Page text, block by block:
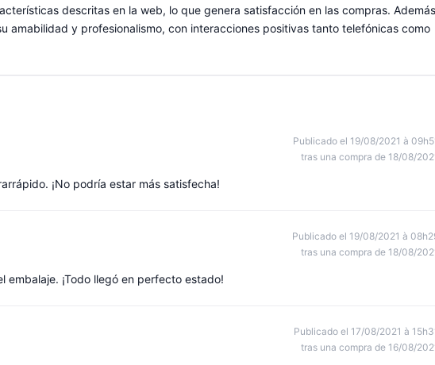
descritas en la web, lo que genera satisfacción en las compras.
amabilidad y profesionalismo, con interacciones positivas tanto telefónicas como
Publicado el 19/08/2021 à
tras una compra de 18/08/
¡No podría estar más satisfecha!
Publicado el 19/08/2021 à
tras una compra de 18/08/
embalaje. ¡Todo llegó en perfecto estado!
Publicado el 17/08/2021 à
tras una compra de 16/08/